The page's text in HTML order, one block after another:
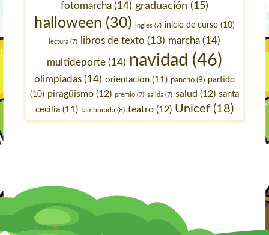
fotomarcha (14) graduación (15)
halloween (30) inglés(7) inicio de curso(10)
lectura (7) libros de texto (13) marcha (14)
multideporte(14) navidad (46)
olimpiadas (14) orientación (11) pancho (9) partido
(10) piragüismo (12) premio (7) salida (7) salud (12) santa
cecilia (11) tamborada (8) teatro (12) Unicef (18)